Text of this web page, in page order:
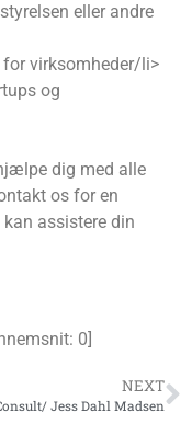
eller andre
virksomheder/li>
og
dig med alle
os for en
assistere din
0
NEXT
Jess Dahl Madsen